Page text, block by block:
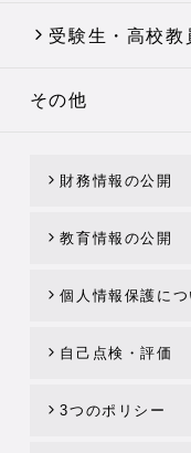
受験生・高校教
その他
財務情報の公開
教育情報の公開
個人情報保護につ
自己点検・評価
3つのポリシー